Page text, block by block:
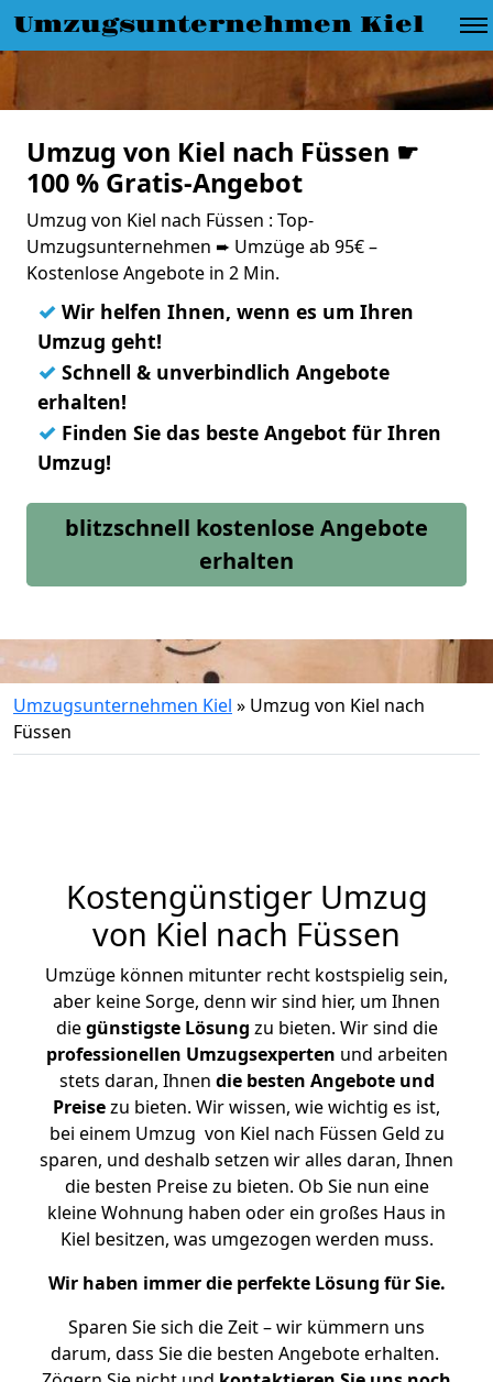
Umzugsunternehmen Kiel
Umzug von Kiel nach Füssen ☛
100 % Gratis-Angebot
Umzug von Kiel nach Füssen : Top-
Umzugsunternehmen ➨ Umzüge ab 95€ –
Kostenlose Angebote in 2 Min.
✓ Wir helfen Ihnen, wenn es um Ihren
Umzug geht!
✓ Schnell & unverbindlich Angebote
erhalten!
✓ Finden Sie das beste Angebot für Ihren
Umzug!
blitzschnell kostenlose Angebote
erhalten
Umzugsunternehmen Kiel » Umzug von Kiel nach
Füssen
Kostengünstiger Umzug
von Kiel nach Füssen
Umzüge können mitunter recht kostspielig sein,
aber keine Sorge, denn wir sind hier, um Ihnen
diegünstigste Lösung zu bieten. Wir sind die
professionellen Umzugsexperten und arbeiten
stets daran, Ihnen die besten Angebote und
Preisezu bieten. Wir wissen, wie wichtig es ist,
bei einem Umzug von Kiel nach Füssen Geld zu
sparen, und deshalb setzen wir alles daran, Ihnen
die besten Preise zu bieten. Ob Sie nun eine
kleine Wohnung haben oder ein großes Haus in
Kiel besitzen, was umgezogen werden muss.
Wir haben immer die perfekte Lösung für Sie.
Sparen Sie sich die Zeit – wir kümmern uns
darum, dass Sie die besten Angebote erhalten.